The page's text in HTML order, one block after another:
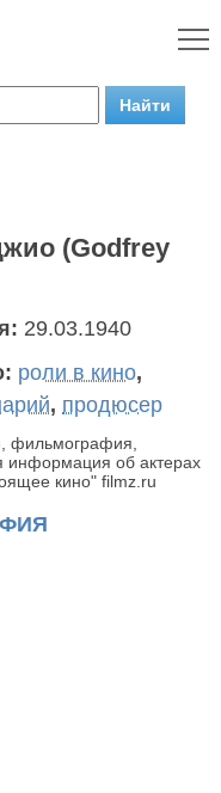
(Godfrey
29.03.1940
роли в кино,
, продюсер
фильмография,
информация об актерах
кино" filmz.ru